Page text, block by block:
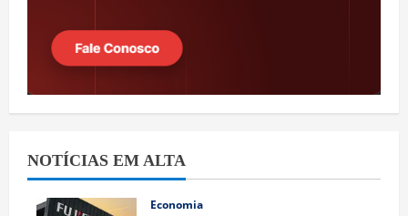
NOTÍCIAS EM ALTA
Economia